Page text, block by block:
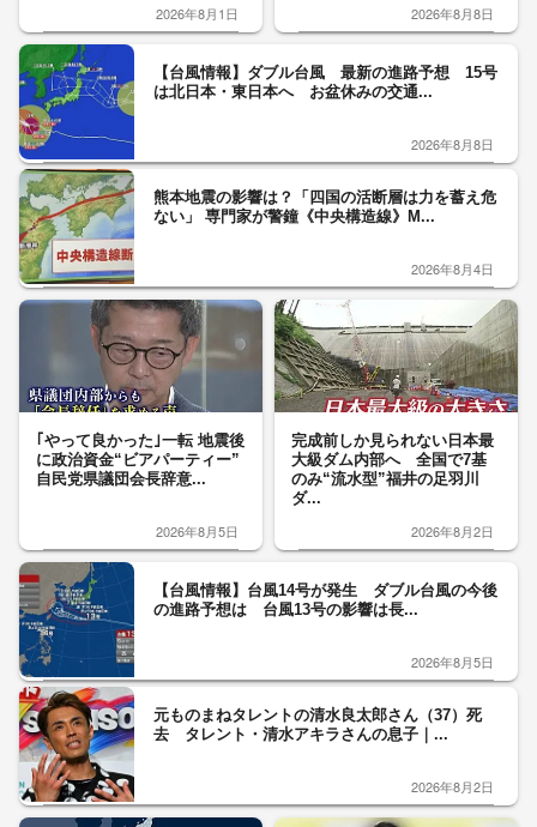
2026年8月1日 2026年8月8日
【台風情報】ダブル台風 最新の進路予想 15号
は北日本・東日本へ お盆休みの交通...
2026年8月8日
熊本地震の影響は？「四国の活断層は力を蓄え危
ない」 専門家が警鐘《中央構造線》M...
2026年8月4日
｢やって良かった｣一転 地震後
に政治資金“ビアパーティー”
自民党県議団会長辞意...
2026年8月5日
完成前しか見られない日本最
大級ダム内部へ 全国で7基
のみ“流水型”福井の足羽川
ダ...
2026年8月2日
【台風情報】台風14号が発生 ダブル台風の今後
の進路予想は 台風13号の影響は長...
2026年8月5日
元ものまねタレントの清水良太郎さん（37）死
去 タレント・清水アキラさんの息子｜...
2026年8月2日